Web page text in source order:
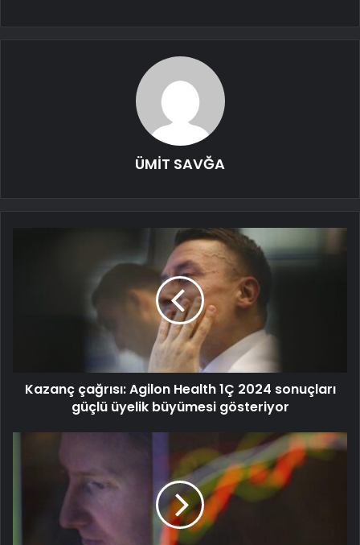
ÜMİT SAVĞA
Kazanç çağrısı: Agilon Health 1Ç 2024 sonuçları
güçlü üyelik büyümesi gösteriyor